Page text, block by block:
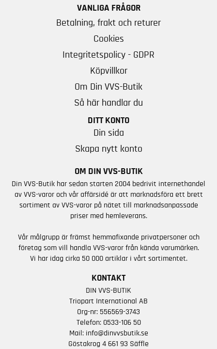
VANLIGA FRÅGOR
Betalning, frakt och returer
Cookies
Integritetspolicy - GDPR
Köpvillkor
Om Din VVS-Butik
Så här handlar du
DITT KONTO
Din sida
Skapa nytt konto
OM DIN VVS-BUTIK
Din VVS-Butik har sedan starten 2004 bedrivit internethandel
av VVS-varor och vår affärsidé är att marknadsföra ett brett
sortiment av VVS-varor på nätet till marknadsanpassade
priser med hemleverans.
Vår målgrupp är främst hemmafixande privatpersoner och
företag som vill handla VVS-varor från kända varumärken.
Vi har idag cirka 50 000 artiklar i vårt sortimentet.
KONTAKT
DIN VVS-BUTIK
Triopart International AB
Org-nr: 556569-3743
Telefon: 0533-106 50
Mail: info@dinvvsbutik.se
Göstakrog 4 661 93 Säffle